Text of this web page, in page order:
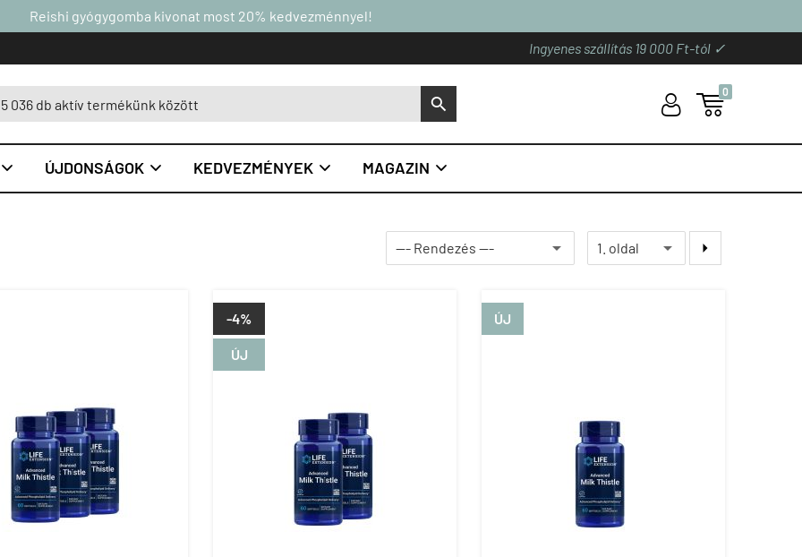
Reishi gyógygomba kivonat most 20% kedvezménnyel!
Ingyenes szállítás 19 000 Ft-tól ✓
S U 
0
 ÚJDONSÁGOK  KEDVEZMÉNYEK  MAGAZIN 

ÚJ
-4% ÚJ